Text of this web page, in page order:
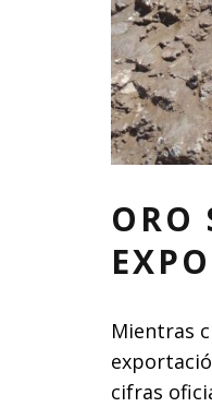
ORO
Mientras
cifras